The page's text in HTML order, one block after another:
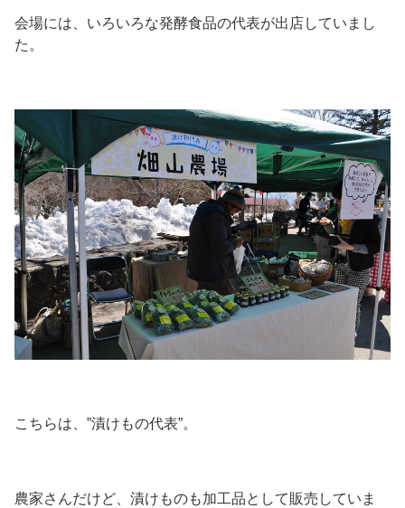
会場には、いろいろな発酵食品の代表が出店していまし
た。
こちらは、”漬けもの代表”。
農家さんだけど、漬けものも加工品として販売していま